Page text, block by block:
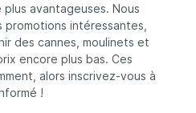
avantageuses. Nous
intéressantes,
des cannes, moulinets et
encore plus bas. Ces
alors inscrivez-vous à
!